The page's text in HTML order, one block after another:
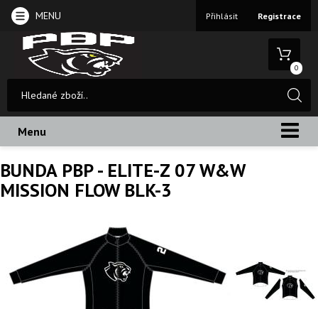
MENU Přihlásit Registrace
0
Menu
BUNDA PBP - ELITE-Z 07 W&W
MISSION FLOW BLK-3